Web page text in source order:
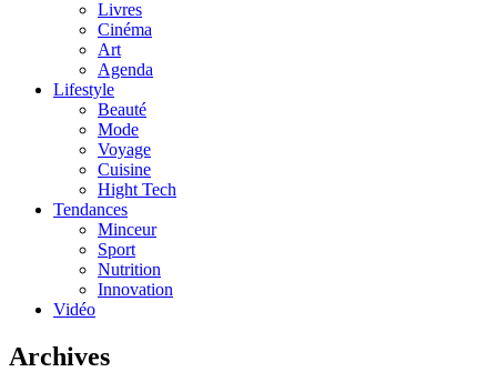
Livres
Cinéma
Art
Agenda
Lifestyle
Beauté
Mode
Voyage
Cuisine
Hight Tech
Tendances
Minceur
Sport
Nutrition
Innovation
Vidéo
Archives